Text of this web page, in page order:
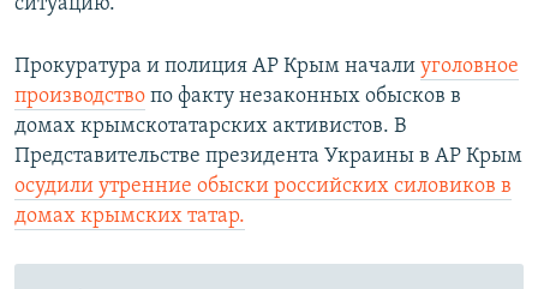
ситуацию.
Прокуратура и полиция АР Крым начали уголовное
производство по факту незаконных обысков в
домах крымскотатарских активистов. В
Представительстве президента Украины в АР Крым
осудили утренние обыски российских силовиков в
домах крымских татар.